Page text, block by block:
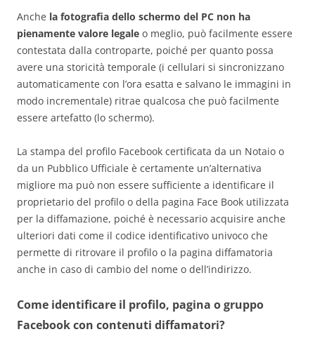
Anche la fotografia dello schermo del PC non ha
pienamente valore legale o meglio, può facilmente essere
contestata dalla controparte, poiché per quanto possa
avere una storicità temporale (i cellulari si sincronizzano
automaticamente con l’ora esatta e salvano le immagini in
modo incrementale) ritrae qualcosa che può facilmente
essere artefatto (lo schermo).
La stampa del profilo Facebook certificata da un Notaio o
da un Pubblico Ufficiale è certamente un’alternativa
migliore ma può non essere sufficiente a identificare il
proprietario del profilo o della pagina Face Book utilizzata
per la diffamazione, poiché è necessario acquisire anche
ulteriori dati come il codice identificativo univoco che
permette di ritrovare il profilo o la pagina diffamatoria
anche in caso di cambio del nome o dell’indirizzo.
Come identificare il profilo, pagina o gruppo
Facebook con contenuti diffamatori?